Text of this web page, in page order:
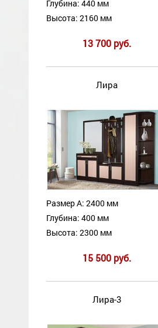
Глубина: 440 мм
Высота: 2160 мм
13 700 руб.
Лира
Размер А: 2400 мм
Глубина: 400 мм
Высота: 2300 мм
15 500 руб.
Лира-3